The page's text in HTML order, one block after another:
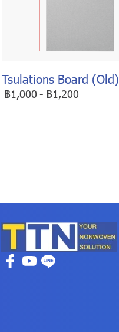
Tsulations Board (Old)
฿1,000 - ฿1,200